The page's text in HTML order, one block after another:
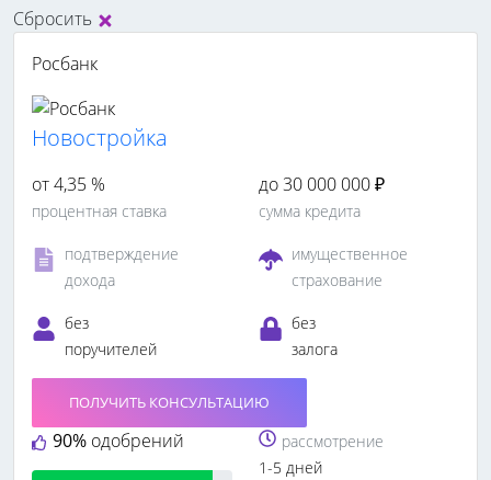
Сбросить
Росбанк
Новостройка
от 4,35 %
процентная ставка
до 30 000 000 ₽
сумма кредита
подтверждение
дохода
имущественное
страхование
без
поручителей
без
залога
90% одобрений
ПОЛУЧИТЬ КОНСУЛЬТАЦИЮ
рассмотрение
1-5 дней